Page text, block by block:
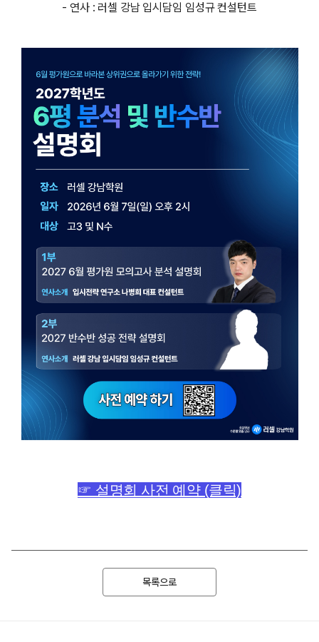
- 연사 : 러셀 강남 입시담임 임성규 컨설턴트
☞ 설명회 사전 예약 (클릭)
목록으로